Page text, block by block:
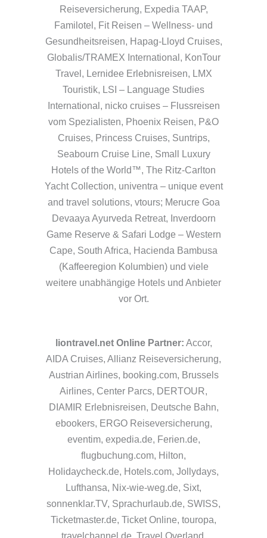
Reiseversicherung, Expedia TAAP,
Familotel, Fit Reisen – Wellness- und
Gesundheitsreisen, Hapag-Lloyd Cruises,
Globalis/TRAMEX International, KonTour
Travel, Lernidee Erlebnisreisen, LMX
Touristik, LSI – Language Studies
International, nicko cruises – Flussreisen
vom Spezialisten, Phoenix Reisen, P&O
Cruises, Princess Cruises, Suntrips,
Seabourn Cruise Line, Small Luxury
Hotels of the World™, The Ritz-Carlton
Yacht Collection, univentra – unique event
and travel solutions, vtours; Merucre Goa
Devaaya Ayurveda Retreat, Inverdoorn
Game Reserve & Safari Lodge – Western
Cape, South Africa, Hacienda Bambusa
(Kaffeeregion Kolumbien) und viele
weitere unabhängige Hotels und Anbieter
vor Ort.
liontravel.net Online Partner: Accor,
AIDA Cruises, Allianz Reiseversicherung,
Austrian Airlines, booking.com, Brussels
Airlines, Center Parcs, DERTOUR,
DIAMIR Erlebnisreisen, Deutsche Bahn,
ebookers, ERGO Reiseversicherung,
eventim, expedia.de, Ferien.de,
flugbuchung.com, Hilton,
Holidaycheck.de, Hotels.com, Jollydays,
Lufthansa, Nix-wie-weg.de, Sixt,
sonnenklar.TV, Sprachurlaub.de, SWISS,
Ticketmaster.de, Ticket Online, touropa,